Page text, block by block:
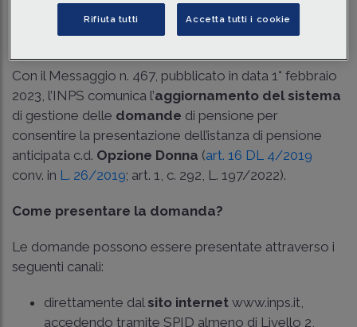
Tempo di lettura5 min.
Con il Messaggio n. 467, pubblicato in data 1° febbraio
2023, l’INPS comunica l’aggiornamento del sistema
di gestione delle domande di pensione per
consentire la presentazione dell’istanza di pensione
anticipata c.d. Opzione Donna (art. 16 DL 4/2019
conv. in L. 26/2019; art. 1, c. 292, L. 197/2022).
Come presentare la domanda?
Le domande possono essere presentate attraverso i
seguenti canali:
direttamente dal sito internet www.inps.it,
accedendo tramite SPID almeno di Livello 2,
Rifiuta tutti Accetta tutti i cookie